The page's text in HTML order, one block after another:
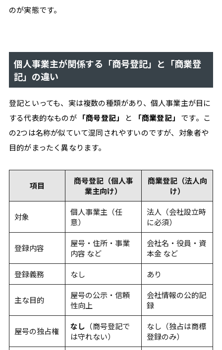
#
学
び
分
ら
し
く
働
く、
そ
の
のが実態です。
個人事業主が関係する「商号登記」と「商業登
記」の違い
登記といっても、実は複数の種類があり、個人事業主が目に
する代表的なものが 「商号登記」 と 「商業登記」
です。こ
の2つは名称が似ていて混同されやすいのですが、対象者や
目的がまったく異なります。
項目
商号登記（個人事
業主向け）
商業登記（法人向
け）
対象
個人事業主（任
意）
法人（会社設立時
に必須）
登録内容
屋号・住所・事業
内容 など
会社名・役員・資
本金 など
登録義務
なし あり
主な目的
屋号の公示・信頼
性向上
会社情報の公的記
録
屋号の独占権 なし （商号登記で
は守れない）
なし（独占は商標
登録のみ）